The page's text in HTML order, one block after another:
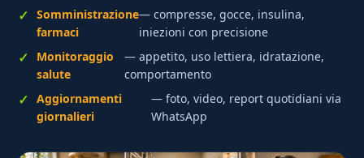
Somministrazione
farmaci
— compresse, gocce, insulina,
iniezioni con precisione
Monitoraggio
salute
— appetito, uso lettiera, idratazione,
comportamento
Aggiornamenti
giornalieri
— foto, video, report quotidiani via
WhatsApp